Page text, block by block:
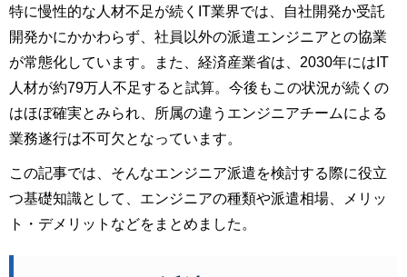
特に慢性的な人材不足が続くIT業界では、自社開発か受託
開発かにかかわらず、社員以外の派遣エンジニアとの協業
が常態化しています。また、経済産業省は、2030年にはIT
人材が約79万人不足すると試算。今後もこの状況が続くの
はほぼ確実とみられ、所属の違うエンジニアチームによる
業務遂行は不可欠となっています。
この記事では、そんなエンジニア派遣を検討する際に役立
つ基礎知識として、エンジニアの種類や派遣相場、メリッ
ト・デメリットなどをまとめました。